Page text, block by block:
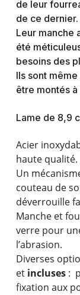
de leur
de ce dernier.
Leur manche
été
besoins des
Ils sont
être montés
Lame de 8,9
Acier
haute qualité.
Un
couteau de
déverrouille
Manche et
verre pour
l’abrasion.
Diverses
et incluses :
fixation aux